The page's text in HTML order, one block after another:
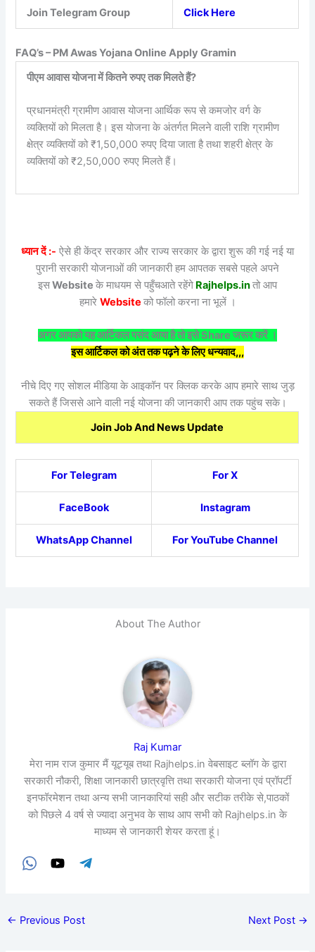
Join Telegram Group Click Here
FAQ’s – PM Awas Yojana Online Apply Gramin
पीएम आवास योजना में कितने रुपए तक मिलते हैं?
प्रधानमंत्री ग्रामीण आवास योजना आर्थिक रूप से कमजोर वर्ग के
व्यक्तियों को मिलता है। इस योजना के अंतर्गत मिलने वाली राशि ग्रामीण
क्षेत्र व्यक्तियों को ₹1,50,000 रुपए दिया जाता है तथा शहरी क्षेत्र के
व्यक्तियों को ₹2,50,000 रुपए मिलते हैं।
ध्यान दें :- ऐसे ही केंद्र सरकार और राज्य सरकार के द्वारा शुरू की गई नई या
पुरानी सरकारी योजनाओं की जानकारी हम आपतक सबसे पहले अपने
इसWebsite के माधयम से पहुँचआते रहेंगे Rajhelps.inतो आप
हमारे Website को फॉलो करना ना भूलें ।
अगर आपको यह आर्टिकल पसंद आया है तो इसे Share जरूर करें ।
इस आर्टिकल को अंत तक पढ़ने के लिए धन्यवाद,,,
नीचे दिए गए सोशल मीडिया के आइकॉन पर क्लिक करके आप हमारे साथ जुड़
सकते हैं जिससे आने वाली नई योजना की जानकारी आप तक पहुंच सके।
Join Job And News Update
For Telegram For X
FaceBook Instagram
WhatsApp Channel For YouTube Channel
About The Author
Raj Kumar
मेरा नाम राज कुमार मैं यूट्यूब तथा Rajhelps.in वेबसाइट ब्लॉग के द्वारा
सरकारी नौकरी, शिक्षा जानकारी छात्रवृत्ति तथा सरकारी योजना एवं प्रॉपर्टी
इनफॉरमेशन तथा अन्य सभी जानकारियां सही और सटीक तरीके से,पाठकों
को पिछले 4 वर्ष से ज्यादा अनुभव के साथ आप सभी को Rajhelps.in के
माध्यम से जानकारी शेयर करता हूं।
← Previous Post Next Post →